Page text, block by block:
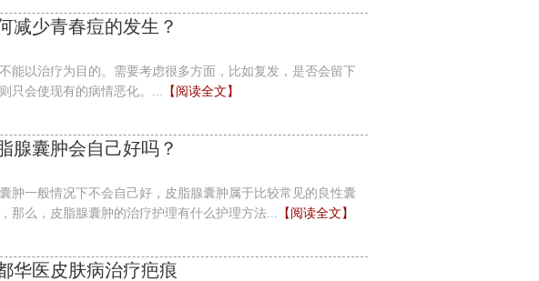
减少青春痘的发生？
能以治疗为目的。需要考虑很多方面，比如复发，是否会留下
只会使现有的病情恶化。... 【阅读全文】
腺囊肿会自己好吗？
肿一般情况下不会自己好，皮脂腺囊肿属于比较常见的良性囊
那么，皮脂腺囊肿的治疗护理有什么护理方法... 【阅读全文】
华医皮肤病治疗疤痕